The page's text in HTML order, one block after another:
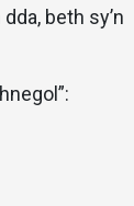
beth sy’n